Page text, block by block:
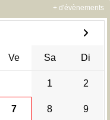
Ve Sa Di
1 2
7 8 9
+ d'évènements